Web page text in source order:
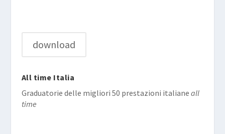
download
All time Italia
Graduatorie delle migliori 50 prestazioni italiane all
time